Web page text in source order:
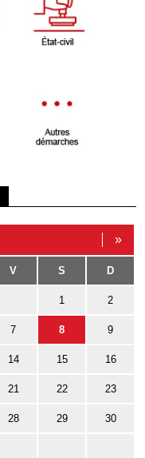
»
V S D
1 2
7 8 9
14 15 16
21 22 23
28 29 30